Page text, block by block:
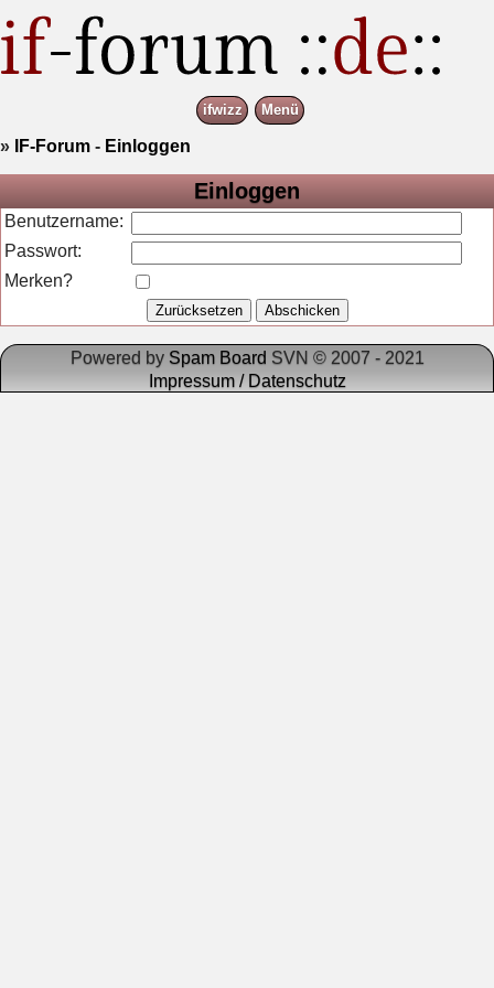
ifwizz Menü
» IF-Forum - Einloggen
Einloggen
Benutzername:
Passwort:
Merken?
Powered by Spam Board SVN © 2007 - 2021
Impressum / Datenschutz